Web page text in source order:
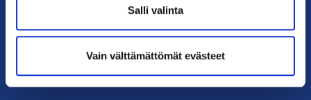
Salli valinta
Vain välttämättömät evästeet
Neuvonta ja palvelut
Jäsenedut